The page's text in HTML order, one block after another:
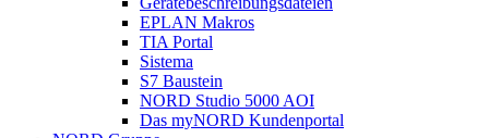
EPLAN Makros
TIA Portal
Sistema
S7 Baustein
NORD Studio 5000 AOI
Das myNORD Kundenportal